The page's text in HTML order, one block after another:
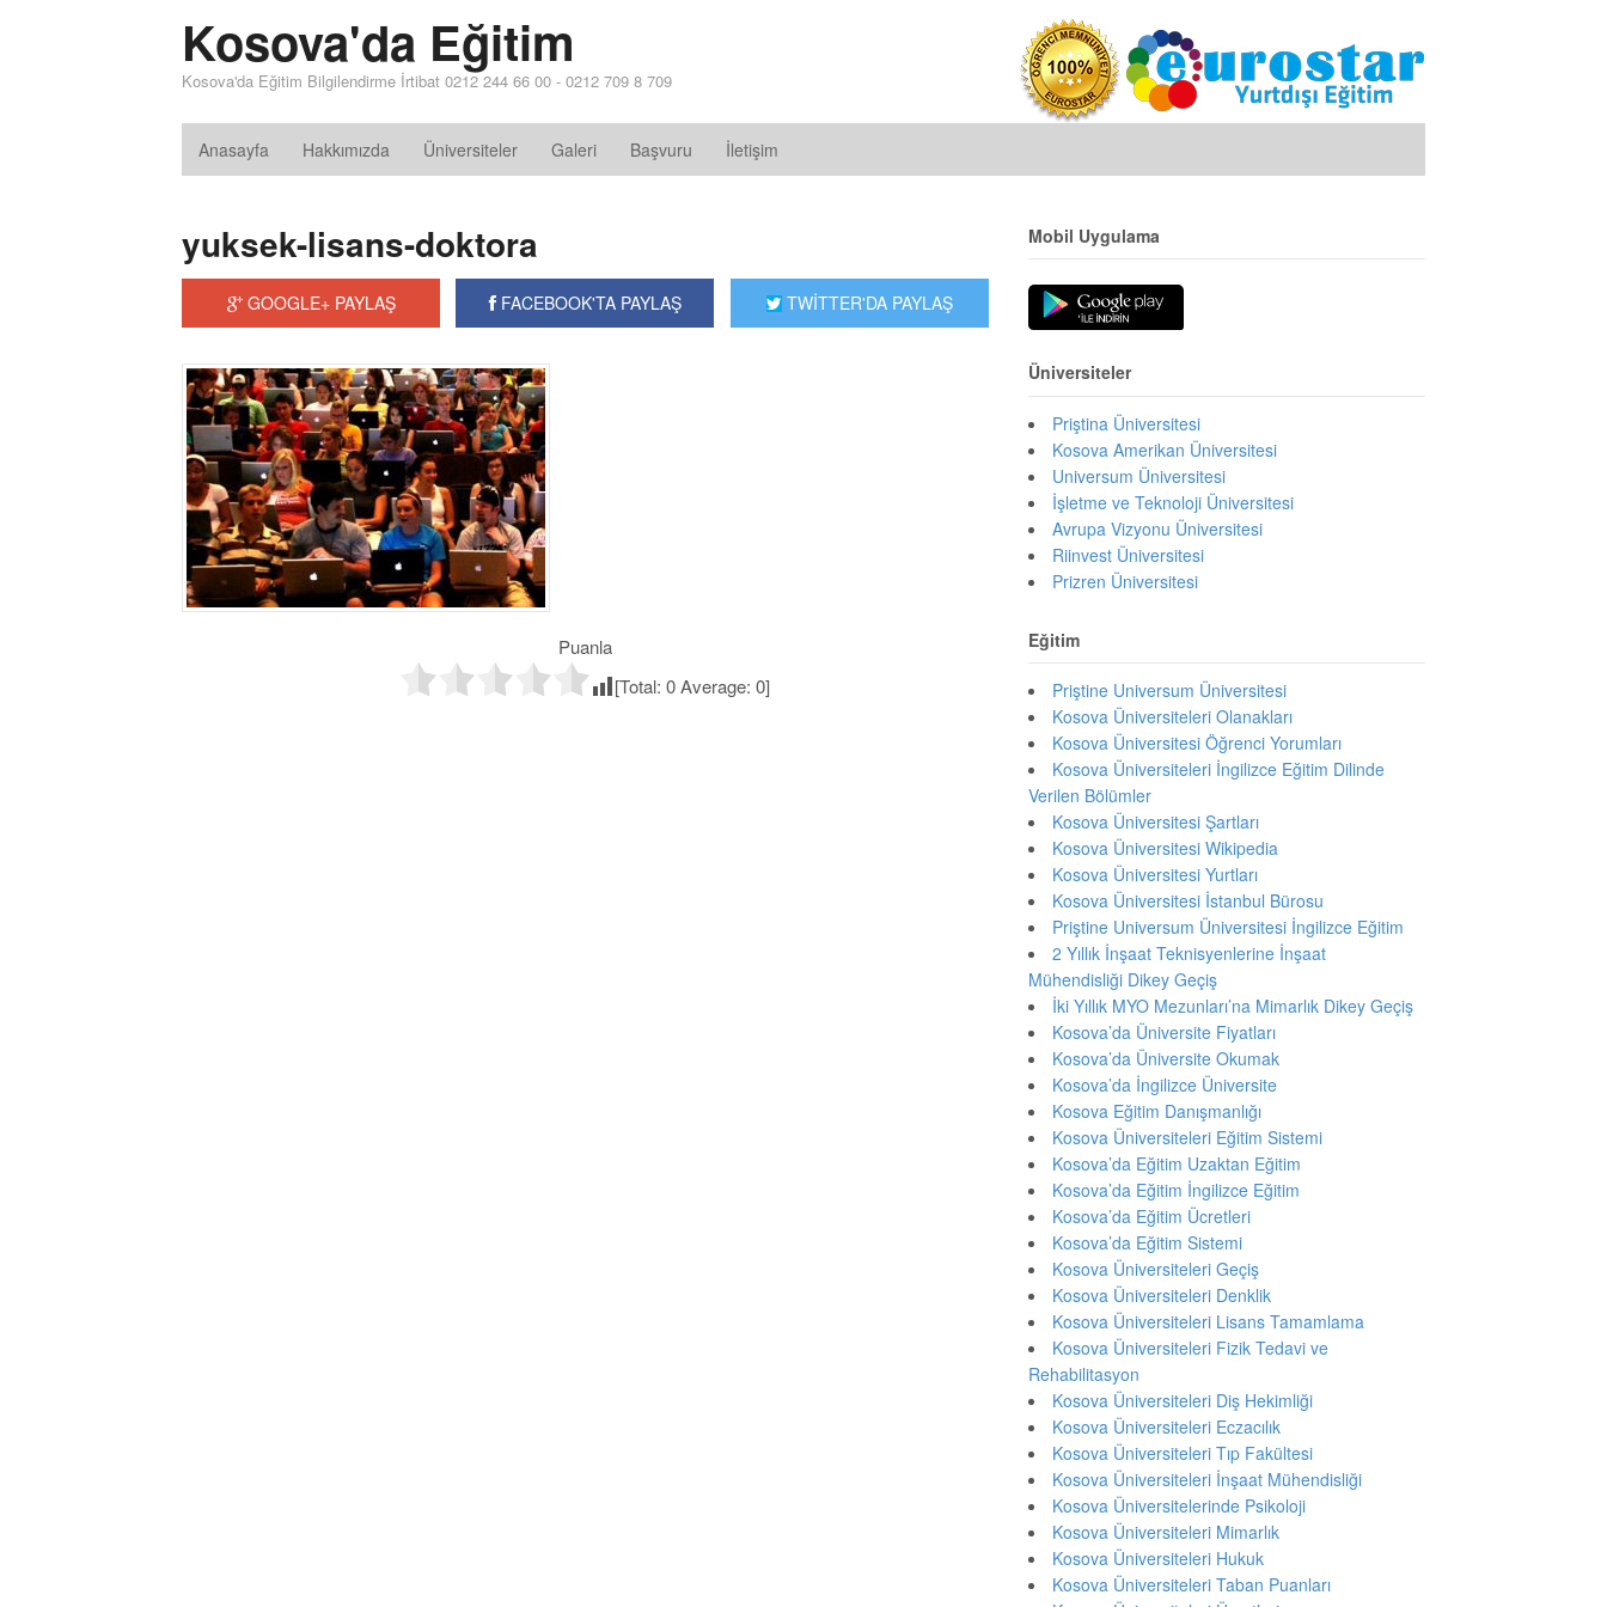
Kosova'da Eğitim
Kosova'da Eğitim Bilgilendirme İrtibat 0212 244 66 00 - 0212 709 8 709
Anasayfa Hakkımızda Üniversiteler Galeri Başvuru İletişim
yuksek-lisans-doktora
GOOGLE+ PAYLAŞ FACEBOOK'TA PAYLAŞ TWİTTER'DA PAYLAŞ
Puanla
[Total:0Average:0]
Mobil Uygulama
Üniversiteler
Priştina Üniversitesi
Kosova Amerikan Üniversitesi
Universum Üniversitesi
İşletme ve Teknoloji Üniversitesi
Avrupa Vizyonu Üniversitesi
Riinvest Üniversitesi
Prizren Üniversitesi
Eğitim
Priştine Universum Üniversitesi
Kosova Üniversiteleri Olanakları
Kosova Üniversitesi Öğrenci Yorumları
Kosova Üniversiteleri İngilizce Eğitim Dilinde
Verilen Bölümler
Kosova Üniversitesi Şartları
Kosova Üniversitesi Wikipedia
Kosova Üniversitesi Yurtları
Kosova Üniversitesi İstanbul Bürosu
Priştine Universum Üniversitesi İngilizce Eğitim
2 Yıllık İnşaat Teknisyenlerine İnşaat
Mühendisliği Dikey Geçiş
İki Yıllık MYO Mezunları’na Mimarlık Dikey Geçiş
Kosova’da Üniversite Fiyatları
Kosova’da Üniversite Okumak
Kosova’da İngilizce Üniversite
Kosova Eğitim Danışmanlığı
Kosova Üniversiteleri Eğitim Sistemi
Kosova’da Eğitim Uzaktan Eğitim
Kosova’da Eğitim İngilizce Eğitim
Kosova’da Eğitim Ücretleri
Kosova’da Eğitim Sistemi
Kosova Üniversiteleri Geçiş
Kosova Üniversiteleri Denklik
Kosova Üniversiteleri Lisans Tamamlama
Kosova Üniversiteleri Fizik Tedavi ve
Rehabilitasyon
Kosova Üniversiteleri Diş Hekimliği
Kosova Üniversiteleri Eczacılık
Kosova Üniversiteleri Tıp Fakültesi
Kosova Üniversiteleri İnşaat Mühendisliği
Kosova Üniversitelerinde Psikoloji
Kosova Üniversiteleri Mimarlık
Kosova Üniversiteleri Hukuk
Kosova Üniversiteleri Taban Puanları